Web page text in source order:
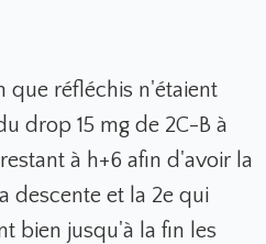
que réfléchis n'étaient
drop 15 mg de 2C-B à
à h+6 afin d'avoir la
descente et la 2e qui
bien jusqu'à la fin les